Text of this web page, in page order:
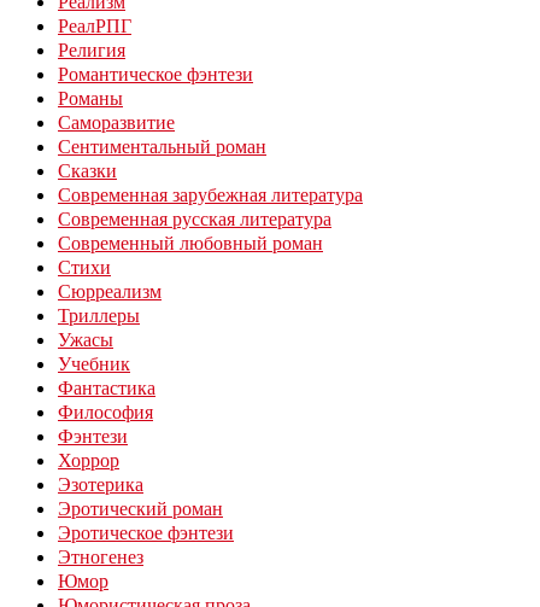
РеалРПГ
Религия
Романтическое фэнтези
Романы
Саморазвитие
Сентиментальный роман
Сказки
Современная зарубежная литература
Современная русская литература
Современный любовный роман
Стихи
Сюрреализм
Триллеры
Ужасы
Учебник
Фантастика
Философия
Фэнтези
Хоррор
Эзотерика
Эротический роман
Эротическое фэнтези
Этногенез
Юмор